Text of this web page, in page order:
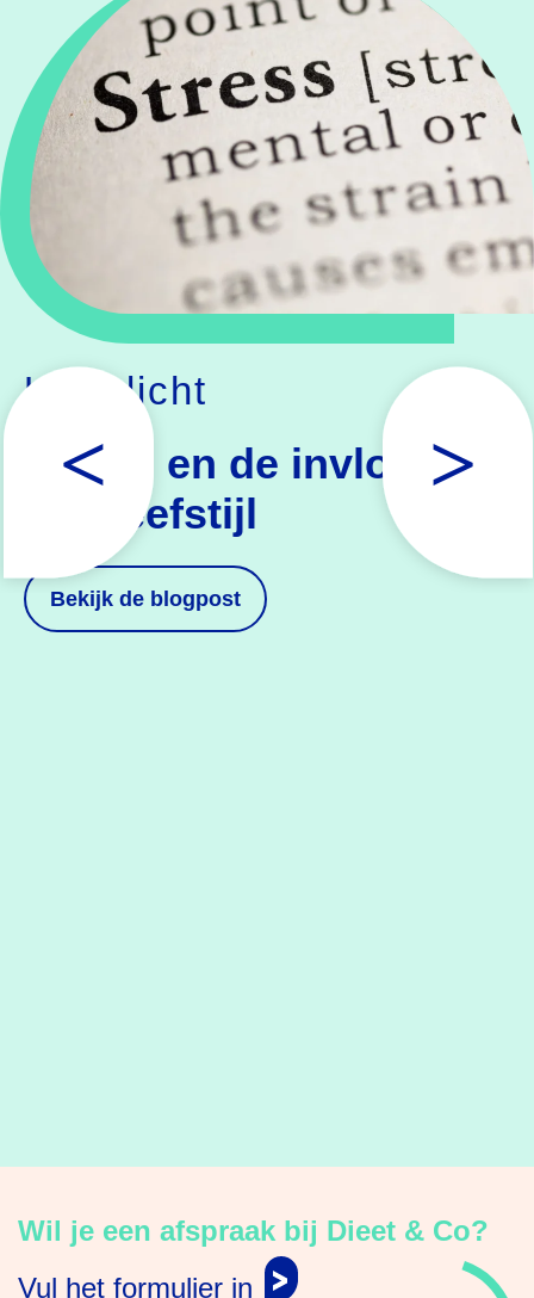
Uitgelicht
Stress en de invloed
van leefstijl
Bekijk de blogpost
Wil je een afspraak bij Dieet & Co?
Vul het formulier in